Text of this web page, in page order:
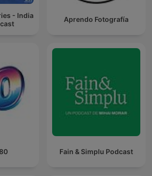
- India
Aprendo Fotografía
Fain & Simplu Podcast